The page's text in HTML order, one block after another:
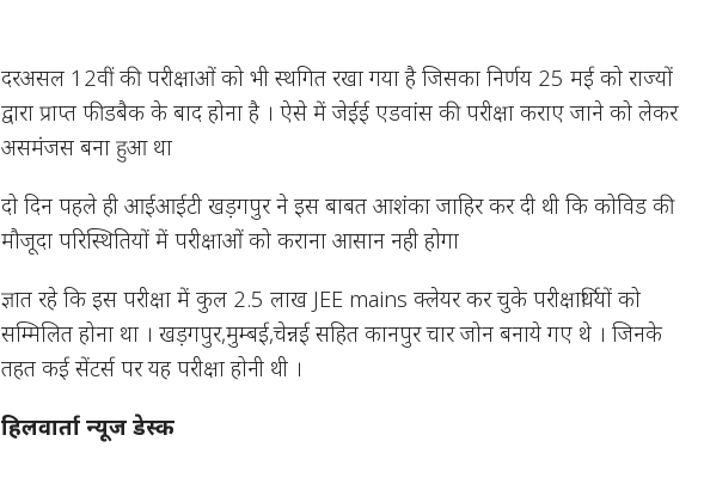
दरअसल 12वीं की परीक्षाओं को भी स्थगित रखा गया है जिसका निर्णय 25 मई को राज्यों
द्वारा प्राप्त फीडबैक के बाद होना है । ऐसे में जेईई एडवांस की परीक्षा कराए जाने को लेकर
असमंजस बना हुआ था
दो दिन पहले ही आईआईटी खड़गपुर ने इस बाबत आशंका जाहिर कर दी थी कि कोविड की
मौजूदा परिस्थितियों में परीक्षाओं को कराना आसान नही होगा
ज्ञात रहे कि इस परीक्षा में कुल 2.5 लाख JEE mains क्लेयर कर चुके परीक्षार्थियों को
सम्मिलित होना था । खड़गपुर,मुम्बई,चेन्नई सहित कानपुर चार जोन बनाये गए थे । जिनके
तहत कई सेंटर्स पर यह परीक्षा होनी थी ।
हिलवार्ता न्यूज डेस्क